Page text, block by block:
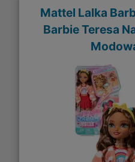
Mattel Lalka
Barbie Teresa